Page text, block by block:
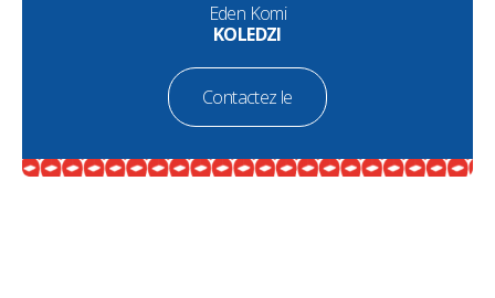
Eden Komi
KOLEDZI
Contactez le